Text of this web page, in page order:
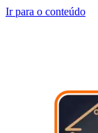
Ir para o conteúdo